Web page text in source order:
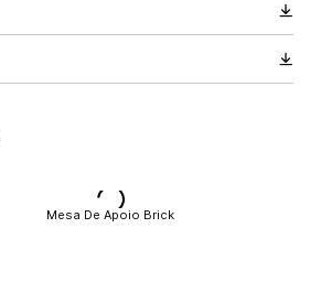
Mesa De Apoio Brick